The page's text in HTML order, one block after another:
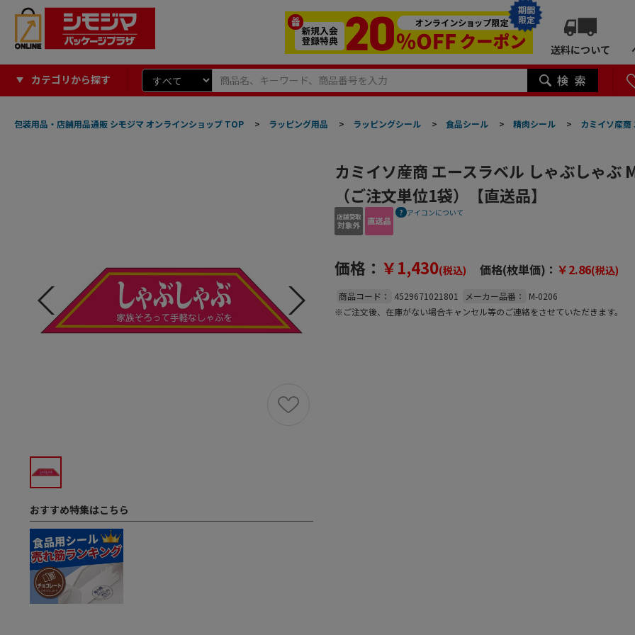
期間
限定
送料について
カテゴリから探す
包装用品・店舗用品通販 シモジマ オンラインショップ TOP > ラッピング用品 > ラッピングシール > 食品シール > 精肉シール > カミイソ産
おすすめ特集はこちら
カミイソ産商 エースラベル しゃぶしゃぶ
（ご注文単位1袋）【直送品】
アイコンについて
価格： ￥1,430(税込) 価格(枚単価)： ￥2.86(税込)
商品コード： 4529671021801 メーカー品番：
M-0206
※ご注文後、在庫がない場合キャンセル等のご連絡をさせていただきます。